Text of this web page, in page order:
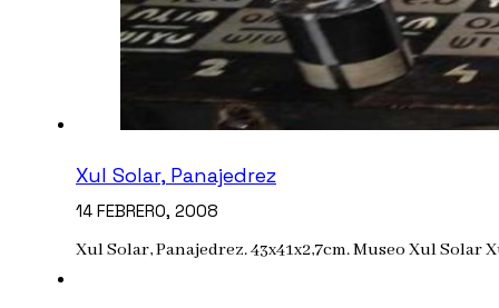
Xul Solar, Panajedrez
14 FEBRERO, 2008
Xul Solar, Panajedrez. 43x41x2,7cm. Museo Xul